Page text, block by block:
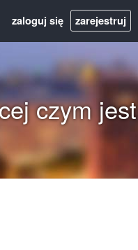
zaloguj się zarejestruj
czym jest